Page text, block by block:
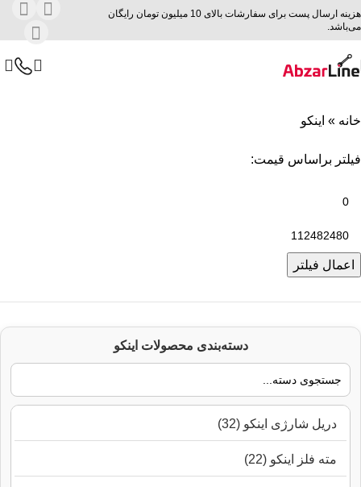
هزینه ارسال پست برای سفارشات بالای 10 میلیون تومان رایگان
می‌باشد.
خانه » اینکو
فیلتر براساس قیمت:
اعمال فیلتر
دسته‌بندی محصولات اینکو
دریل شارژی اینکو (32)
مته فلز اینکو (22)